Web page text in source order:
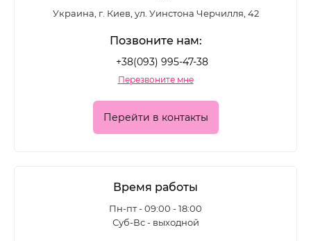
Какие лаки для ногтей
представлены в каталоге
Ассортимент позволяет подобрать покрытие для
• глянцевые формулы с глубоким блеском
• матовые лаки для современного
минималистичного эффекта
Украина, г. Киев, ул. Уинстона Черчилля, 42
Позвоните нам:
+38(093) 995-47-38
Перезвоните мне
Перейти в контакты
Время работы
Пн-пт - 09:00 - 18:00
Суб-Вс - выходной